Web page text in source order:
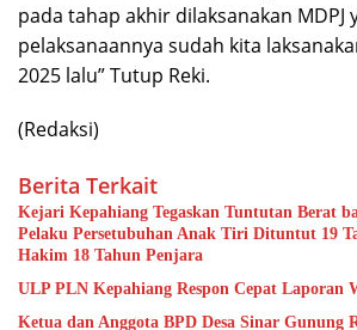
pada tahap akhir dilaksanakan MDPJ
pelaksanaannya sudah kita
2025 lalu” Tutup Reki.
(Redaksi)
Berita Terkait
Kejari Kepahiang Tegaskan Tuntutan Berat
Pelaku Persetubuhan Anak Tiri Dituntut 19
Hakim 18 Tahun Penjara
ULP PLN Kepahiang Respon Cepat Laporan
Ketua dan Anggota BPD Desa Sinar Gunung